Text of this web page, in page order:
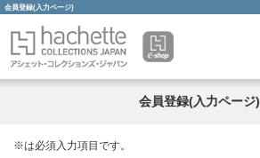
会員登録(入力ページ)
会員登録(入力ページ)
※は必須入力項目です。